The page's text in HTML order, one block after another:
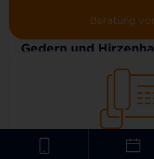
Gedern und
Glasfasernetz beginnt
In den Gemeinden
Hirzenhain ist der erste
Glasfaseranschluss bis in
Wände gemacht: Die
Beratung
040 593